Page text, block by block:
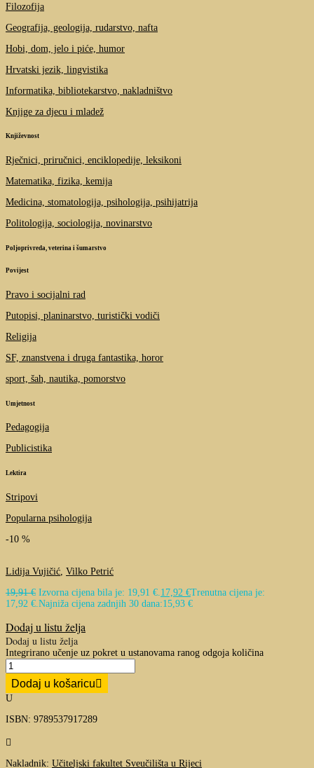
Filozofija
Geografija, geologija, rudarstvo, nafta
Hobi, dom, jelo i piće, humor
Hrvatski jezik, lingvistika
Informatika, bibliotekarstvo, nakladništvo
Knjige za djecu i mladež
Književnost
Rječnici, priručnici, enciklopedije, leksikoni
Matematika, fizika, kemija
Medicina, stomatologija, psihologija, psihijatrija
Politologija, sociologija, novinarstvo
Poljoprivreda, veterina i šumarstvo
Povijest
Pravo i socijalni rad
Putopisi, planinarstvo, turistički vodiči
Religija
SF, znanstvena i druga fantastika, horor
sport, šah, nautika, pomorstvo
Umjetnost
Pedagogija
Publicistika
Lektira
Stripovi
Popularna psihologija
-10 %
Lidija Vujičić, Vilko Petrić
19,91€ Izvorna cijena bila je: 19,91 €.17,92 €Trenutna cijena je:
17,92 €.Najniža cijena zadnjih 30 dana:15,93 €
Dodaj u listu želja
Dodaj u listu želja
Integrirano učenje uz pokret u ustanovama ranog odgoja količina
Dodaj u košaricu
U
ISBN: 9789537917289

Nakladnik: Učiteljski fakultet Sveučilišta u Rijeci